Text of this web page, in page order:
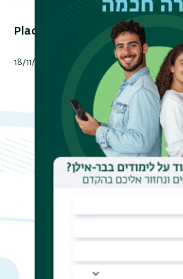
Add To
Place building
תאריך עדכון אחרון : 18/11/2018